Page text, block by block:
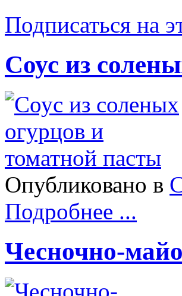
Подписаться на
Соус из
Опубликовано в
Подробнее ...
Чесночно-